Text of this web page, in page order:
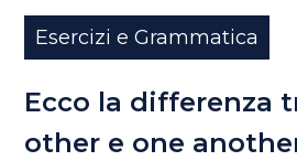
Esercizi e Grammatica
Ecco la differenza
other e one